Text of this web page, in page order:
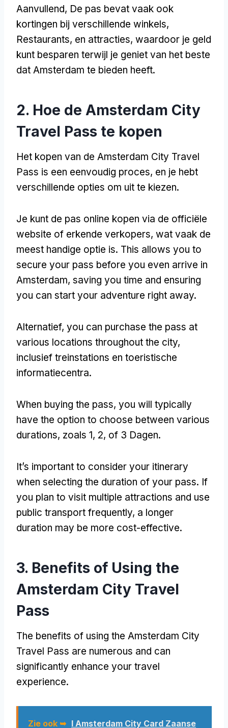
Aanvullend, De pas bevat vaak ook
kortingen bij verschillende winkels,
Restaurants, en attracties, waardoor je geld
kunt besparen terwijl je geniet van het beste
dat Amsterdam te bieden heeft.
2. Hoe de Amsterdam City
Travel Pass te kopen
Het kopen van de Amsterdam City Travel
Pass is een eenvoudig proces, en je hebt
verschillende opties om uit te kiezen.
Je kunt de pas online kopen via de officiële
website of erkende verkopers, wat vaak de
meest handige optie is. This allows you to
secure your pass before you even arrive in
Amsterdam, saving you time and ensuring
you can start your adventure right away.
Alternatief, you can purchase the pass at
various locations throughout the city,
inclusief treinstations en toeristische
informatiecentra.
When buying the pass, you will typically
have the option to choose between various
durations, zoals 1, 2, of 3 Dagen.
It’s important to consider your itinerary
when selecting the duration of your pass. If
you plan to visit multiple attractions and use
public transport frequently, a longer
duration may be more cost-effective.
3. Benefits of Using the
Amsterdam City Travel
Pass
The benefits of using the Amsterdam City
Travel Pass are numerous and can
significantly enhance your travel
experience.
Zie ook ➥ I Amsterdam City Card Zaanse